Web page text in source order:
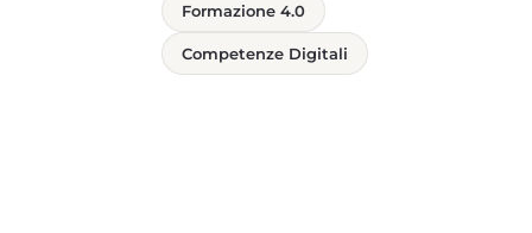
Formazione 4.0
Competenze Digitali